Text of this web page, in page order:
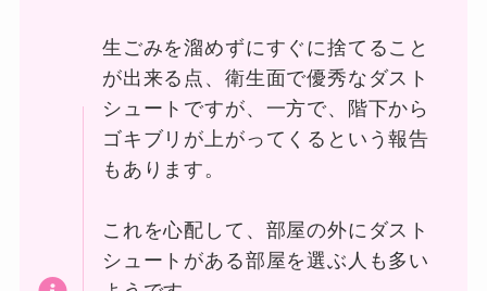
生ごみを溜めずにすぐに捨てること
が出来る点、衛生面で優秀なダスト
シュートですが、一方で、階下から
ゴキブリが上がってくるという報告
もあります。
これを心配して、部屋の外にダスト
シュートがある部屋を選ぶ人も多い